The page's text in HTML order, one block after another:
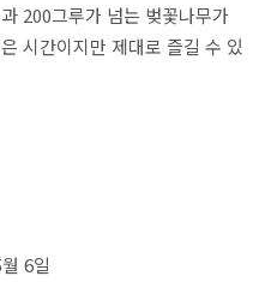
200그루가 넘는 벚꽃나무가
시간이지만 제대로 즐길 수 있
6일